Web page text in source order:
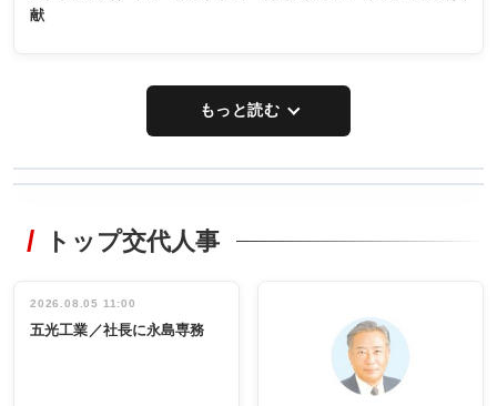
献
もっと読む
非鉄業界で
インタビュ
ー／社内ア
タックトレー
祝う 業界関
係者ら220人
出席
トップ交代人事
2026.08.05 11:00
五光工業／社長に永島専務